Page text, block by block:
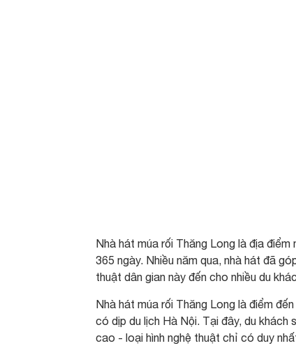
Nhà hát múa rối Thăng Long là địa
365 ngày. Nhiều năm qua, nhà hát đã
thuật dân gian này đến cho nhiều du
Nhà hát múa rối Thăng Long là điểm
có dịp du lịch Hà Nội. Tại đây, du
cao - loại hình nghệ thuật chỉ có duy